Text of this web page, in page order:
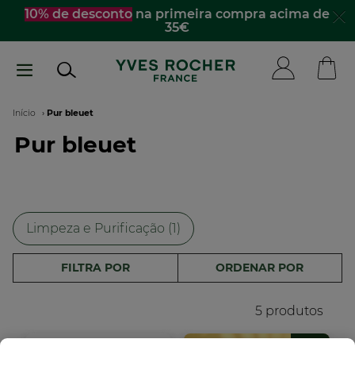
Passar
conteúdo
10% de descontona primeira compra acima de
35€
Navegação
estrutural
Início Pur bleuet
Pur bleuet
Limpeza e Purificação (1)
FILTRA POR ORDENAR POR
5 produtos